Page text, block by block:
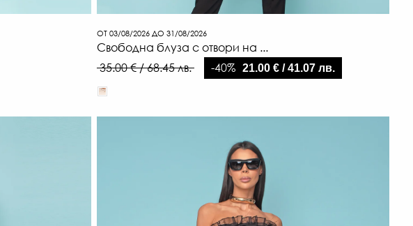
ОТ 03/08/2026 ДО 31/08/2026
Свободна блуза с отвори на ...
35.00 € / 68.45 лв.
-40% 21.00 € / 41.07 лв.